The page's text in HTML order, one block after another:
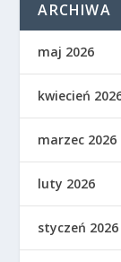
ARCHIWA
maj 2026
kwiecień
marzec 2026
luty 2026
styczeń 2026